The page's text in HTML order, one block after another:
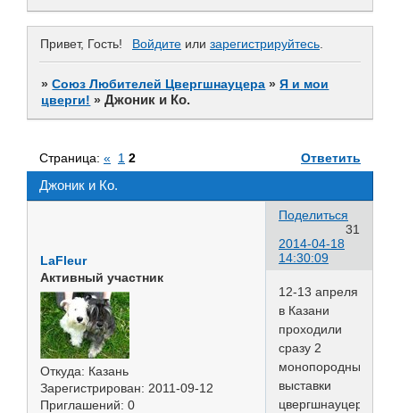
Привет, Гость! Войдите или зарегистрируйтесь.
»Союз Любителей Цвергшнауцера »Я и мои
цверги! »Джоник и Ко.
Джоник и Ко.
Страница: « 1 2 Ответить
Поделиться
31
2014-04-18
14:30:09
LaFleur
Активный участник
Откуда: Казань
Зарегистрирован: 2011-09-12
Приглашений: 0
12-13 апреля
в Казани
проходили
сразу 2
монопородные
выставки
цвергшнауцеров